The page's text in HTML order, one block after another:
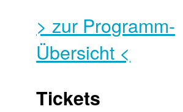
> zur Programm-
Übersicht <
Tickets